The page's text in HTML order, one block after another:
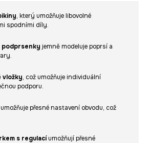
, který umožňuje libovolné
spodními díly.
jemně modeluje poprsí a
vložky, což umožňuje individuální
podporu.
přesné nastavení obvodu, což
s regulacíumožňují přesné